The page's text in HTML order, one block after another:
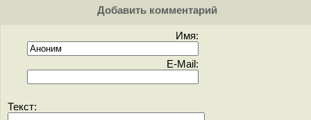
Добавить комментарий
Имя:
E-Mail:
Текст: